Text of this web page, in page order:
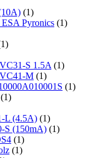
(1)
Pyronics (1)
S 1.5A (1)
M (1)
(1)
(1)
L (4.5A) (1)
S (150mA) (1)
(1)
(1)